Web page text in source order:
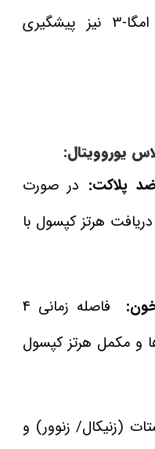
اکسیداسیون اسیدهای چرب امگا-3 نیز پیشگیری
یوروویتال:
پلاکت: در صورت
هرتز کپسول با
فاصله زمانی 4
و مکمل هرتز کپسول
(زنیکال/ زنوور) و